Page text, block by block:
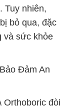
Tuy nhiên,
bỏ qua, đặc
và sức khỏe
Đảm An
Orthoboric đòi